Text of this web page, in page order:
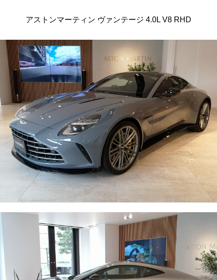
アストンマーティン ヴァンテージ 4.0L V8 RHD